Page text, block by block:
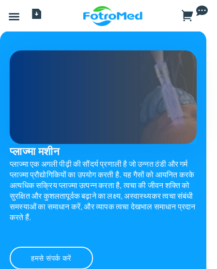
प्लाज्मा मशीन
प्लाज्मा एक अगली पीढ़ी की सौंदर्य प्रणाली है जो उन्नत ठंडी और गर्म
प्लाज्मा प्रौद्योगिकियों का उपयोग करती है. यह गैसों को आयनित करके
अत्यधिक सक्रिय प्लाज्मा उत्पन्न करता है, त्वचा की जीवन शक्ति को
सुरक्षित और कुशलतापूर्वक बढ़ाने का लक्ष्य, अस्वास्थ्यकर त्वचा संबंधी
समस्याओं का समाधान करें, और व्यापक त्वचा देखभाल समाधान प्रदान
करते हैं.
हमसे संपर्क करें